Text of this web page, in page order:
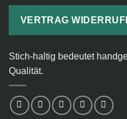
VERTRAG
Stich-haltig bedeutet
Qualität.